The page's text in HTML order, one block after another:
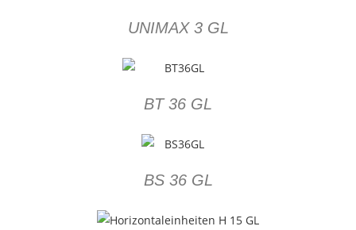
UNIMAX 3 GL
BT 36 GL
BS 36 GL